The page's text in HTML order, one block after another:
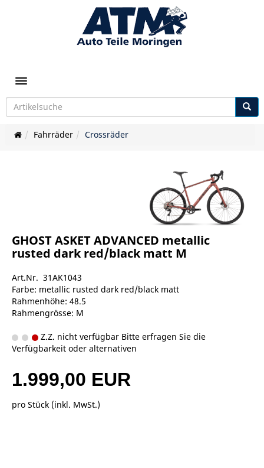
Toggle navigation
Fahrräder Crossräder
GHOST ASKET ADVANCED metallic
rusted dark red/black matt M
Art.Nr. 31AK1043
Farbe: metallic rusted dark red/black matt
Rahmenhöhe: 48.5
Rahmengrösse: M
Z.Z. nicht verfügbar Bitte erfragen Sie die
Verfügbarkeit oder alternativen
1.999,00 EUR
pro Stück (inkl. MwSt.)